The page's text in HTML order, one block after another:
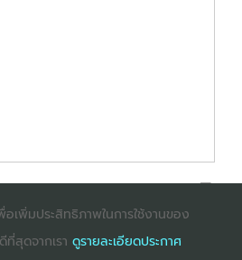
ร์ชั่น 10 ขึ้นไป
เพิ่มประสิทธิภาพในการใช้งานของ
สุดจากเรา ดูรายละเอียดประกาศ